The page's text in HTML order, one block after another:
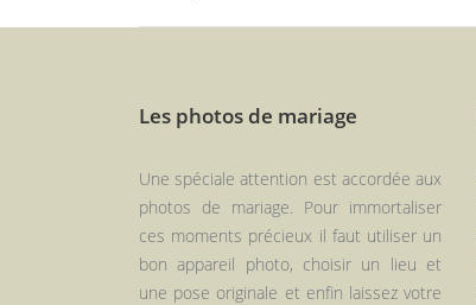
Les photos de mariage
Une spéciale attention est accordée aux
photos de mariage. Pour immortaliser
ces moments précieux il faut utiliser un
bon appareil photo, choisir un lieu et
une pose originale et enfin laissez votre